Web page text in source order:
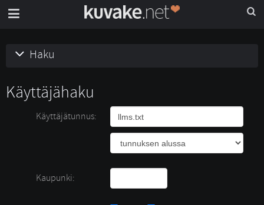
Haku
Käyttäjähaku
Käyttäjätunnus:
Kaupunki: